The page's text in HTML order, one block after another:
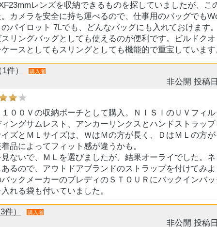
レンズを収納できるものを探していましたが、こ
カメラを安全に持ち運べるので、仕事用のバッグでも
パイロット 7Lでも、どんなバッグにも入れておけます
リングバッグとしても使えるのが便利です。ビルドク
ースとしてもスリングとしても機能的で重宝しています
件） 購入者
非公開 投稿
００Ｖの収納ポーチとして購入。ＮＩＳＩのＵＶフィ
ングサムレスト、アンカーリンクスとハンドストラッ
ズとＭＬサイズは、ＷはＭの方が長く、ＤはＭＬの方
品によってフィット感が違うかも。
ないで、ＭＬを選びましたが、結果オーライでした。
るので、アウトドアブランドのストラップを付けてみ
ックメーカーのブレディのＳＴＯＵＲにバックインバ
れる袋も付いていました。
） 購入者
非公開 投稿